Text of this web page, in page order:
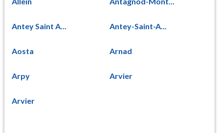
Antey Saint A... Antey-Saint-A...
Aosta Arnad
Arpy Arvier
Arvier